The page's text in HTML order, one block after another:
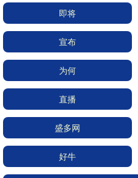
即将
宣布
为何
直播
盛多网
好牛